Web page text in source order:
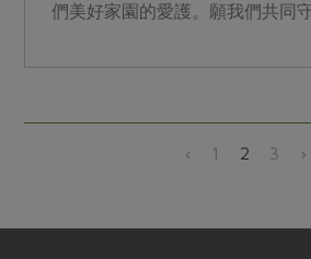
們美好家園的愛護。願我們共同
‹ 1 2 3 ›